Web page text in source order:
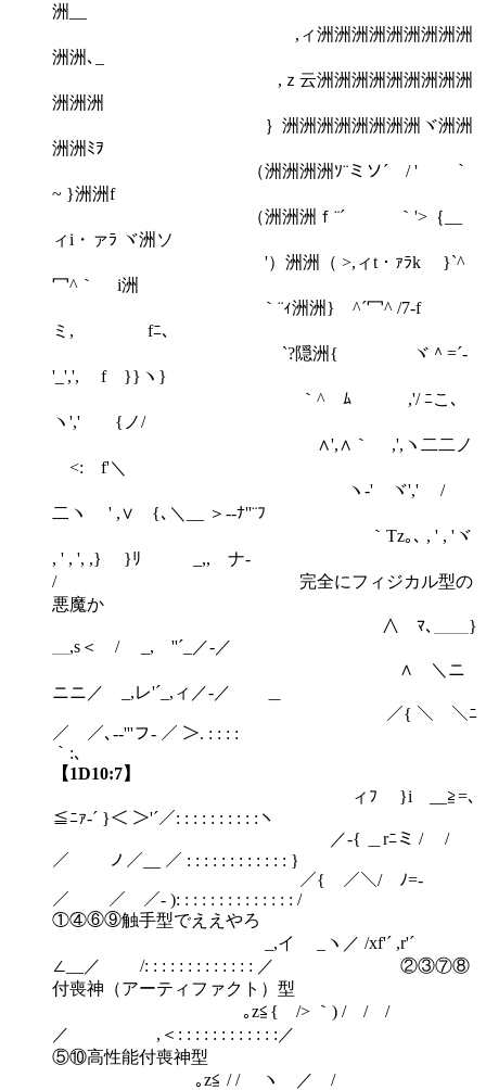
洲__
,ィ洲洲洲洲洲洲洲洲洲
洲洲､_
,ｚ云洲洲洲洲洲洲洲洲洲
洲洲洲
｝洲洲洲洲洲洲洲洲ヾ洲洲
洲洲ﾐｦ
（洲洲洲洲ｿ¨ミソ´ / ' ｀
~ }洲洲f
（洲洲洲ｆ¨´ ｀'>｛__
ィi・ァﾗ ヾ洲ソ
'）洲洲（ >,ィt・ｧﾗk }`^
冖^｀ i洲
｀¨ｨ洲洲} ^´冖^ /7-f
ミ, fﾆ､
`?隠洲{ ヾ＾=´-
'_',', f }}ヽ}
｀^ゝﾑ ,'/ ﾆこ､
ヽ',' {ノ/
∧',∧｀ ,',ヽ二二ノ
<: f'＼
ヽ-' ヾ',' /
二ヽ ' ,∨ {､＼__ ＞--ﾅ''¨ﾌ
｀Tz｡､ , ' , 'ヾ
, ' , ', ,} }ﾘ _,, ナ-
/ 完全にフィジカル型の
悪魔か
∧ ﾏ､＿＿}
＿,s＜ / _, ''´_／-／
∧ ＼ニ
ニニ／ _,レ'´_,ィ／-／ ＿
／{ ＼ ＼ﾆ
／ ／､--'''フ- ／ ＞. : : : :
｀:､
【1D10:7】
ィﾌ }i __≧=､
≦ﾆｧ-´ }＜ ＞'´／: : : : : : : : : :ヽ
／-{ ＿rﾆミ / /
／ ノ／__ ／ : : : : : : : : : : : : }
／{ ／＼/ ﾉ=-
／ ／ ／- ): : : : : : : : : : : : : : /
①④⑥⑨触手型でええやろ
_,イ _ヽ／ /xf'´ ,r'´
∠__／ /: : : : : : : : : : : : : ／ ②③⑦⑧
付喪神（アーティファクト）型
｡z≦{ /> ｀) / / /
／ ,＜: : : : : : : : : : : :／
⑤⑩高性能付喪神型
｡z≦ / / ヽ ／ /